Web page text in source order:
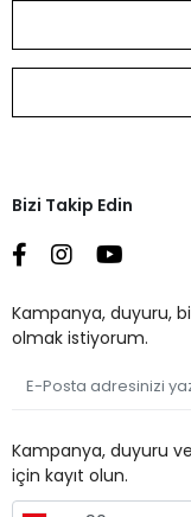
Bizi Takip Edin
Kampanya, duyuru,
olmak istiyorum.
Kampanya, duyuru
için kayıt olun.